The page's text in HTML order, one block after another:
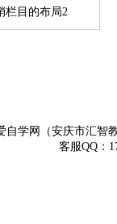
栏目的布局2
自学网（安庆市汇智
客服QQ：